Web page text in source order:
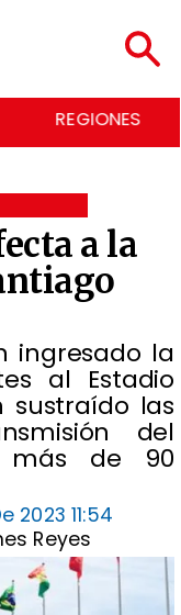
ECONOMÍA
a la
ingresado la
al Estadio
sustraído las
del
más de 90
2023 11:54
Reyes